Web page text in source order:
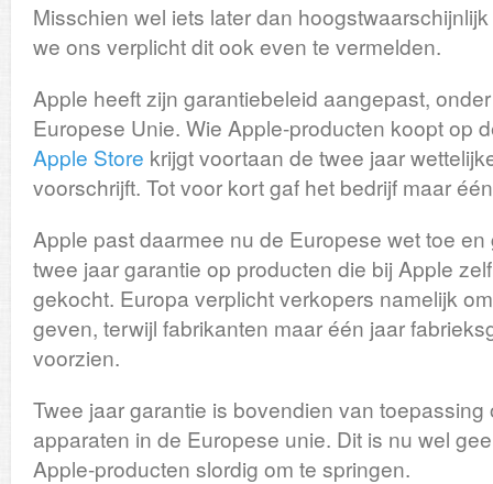
Misschien wel iets later dan
we ons verplicht dit ook even te vermelden.
Apple heeft zijn garantiebeleid aangepast,
Europese Unie. Wie Apple-producten koopt op
Apple Store krijgt voortaan de twee jaar
voorschrijft. Tot voor kort gaf het bedrijf maar
Apple past daarmee nu de Europese wet toe
twee jaar garantie op producten die bij Apple
gekocht. Europa verplicht verkopers namelijk
geven, terwijl fabrikanten maar één jaar
voorzien.
Twee jaar garantie is bovendien van
apparaten in de Europese unie. Dit is nu wel
Apple-producten slordig om te springen.